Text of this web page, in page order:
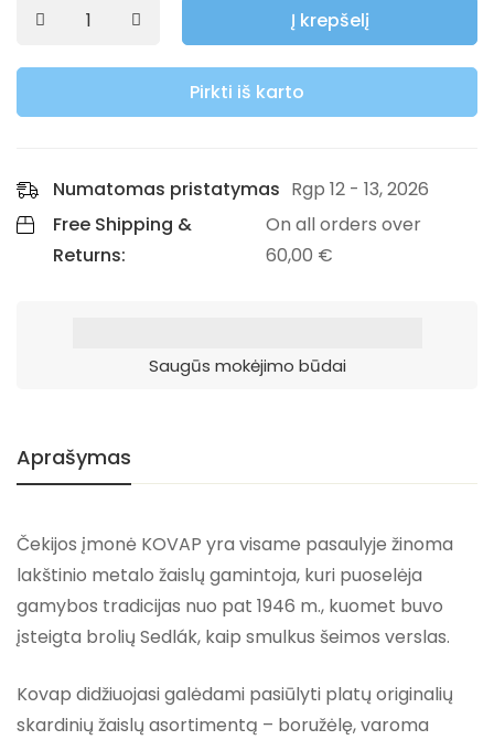
Į krepšelį
Pirkti iš karto
Numatomas pristatymas Rgp 12 - 13, 2026
Free Shipping &
Returns:
On all orders over
60,00 €
Saugūs mokėjimo būdai
Aprašymas
Čekijos įmonė KOVAP yra visame pasaulyje žinoma
lakštinio metalo žaislų gamintoja, kuri puoselėja
gamybos tradicijas nuo pat 1946 m., kuomet buvo
įsteigta brolių Sedlák, kaip smulkus šeimos verslas.
Kovap didžiuojasi galėdami pasiūlyti platų originalių
skardinių žaislų asortimentą – boružėlę, varoma